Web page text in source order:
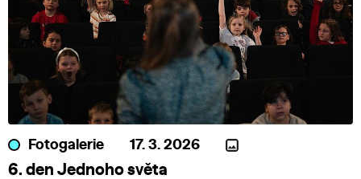
Fotogalerie 17. 3. 2026
6. den Jednoho světa